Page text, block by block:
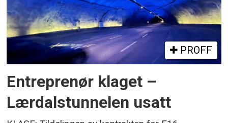
PROFF
Entreprenør klaget –
Lærdalstunnelen usatt